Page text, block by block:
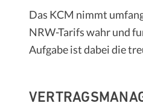
Das KCM nimmt
NRW-Tarifs wahr und
Aufgabe ist dabei die